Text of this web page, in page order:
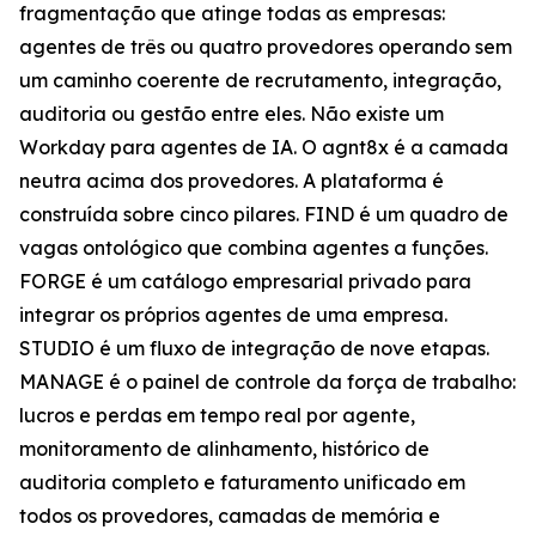
fragmentação que atinge todas as empresas:
agentes de três ou quatro provedores operando sem
um caminho coerente de recrutamento, integração,
auditoria ou gestão entre eles. Não existe um
Workday para agentes de IA. O agnt8x é a camada
neutra acima dos provedores. A plataforma é
construída sobre cinco pilares. FIND é um quadro de
vagas ontológico que combina agentes a funções.
FORGE é um catálogo empresarial privado para
integrar os próprios agentes de uma empresa.
STUDIO é um fluxo de integração de nove etapas.
MANAGE é o painel de controle da força de trabalho:
lucros e perdas em tempo real por agente,
monitoramento de alinhamento, histórico de
auditoria completo e faturamento unificado em
todos os provedores, camadas de memória e